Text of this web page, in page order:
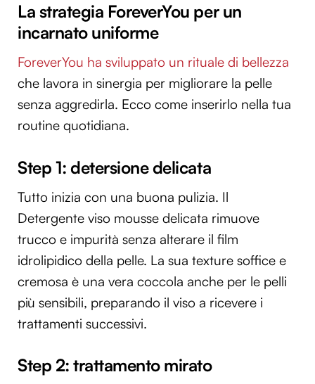
La strategia ForeverYou per un
incarnato uniforme
ForeverYou ha sviluppato un rituale di bellezza
che lavora in sinergia per migliorare la pelle
senza aggredirla. Ecco come inserirlo nella tua
routine quotidiana.
Step 1: detersione delicata
Tutto inizia con una buona pulizia. Il
Detergente viso mousse delicata rimuove
trucco e impurità senza alterare il film
idrolipidico della pelle. La sua texture soffice e
cremosa è una vera coccola anche per le pelli
più sensibili, preparando il viso a ricevere i
trattamenti successivi.
Step 2: trattamento mirato